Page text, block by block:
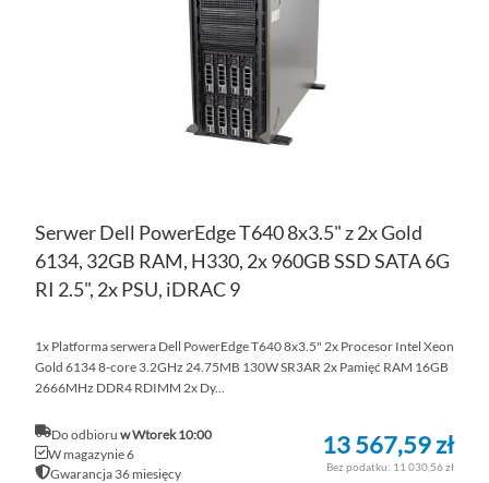
Serwer Dell PowerEdge T640 8x3.5" z 2x Gold
6134, 32GB RAM, H330, 2x 960GB SSD SATA 6G
RI 2.5", 2x PSU, iDRAC 9
1x Platforma serwera Dell PowerEdge T640 8x3.5" 2x Procesor Intel Xeon
Gold 6134 8-core 3.2GHz 24.75MB 130W SR3AR 2x Pamięć RAM 16GB
2666MHz DDR4 RDIMM 2x Dy...
Do odbioru w Wtorek 10:00
W magazynie 6
Gwarancja 36 miesięcy
13 567,59 zł
11 030,56 zł